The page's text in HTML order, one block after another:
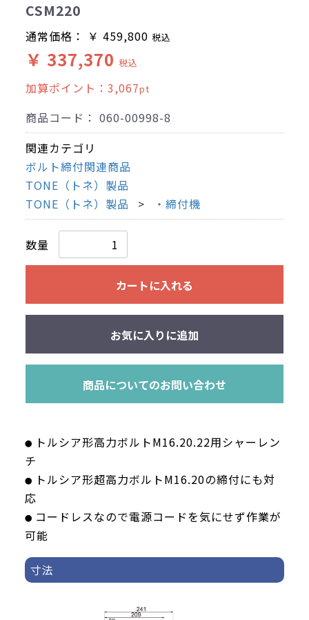
CSM220
通常価格： ￥ 459,800 税込
￥ 337,370 税込
加算ポイント： 3,067pt
商品コード： 060-00998-8
関連カテゴリ
ボルト締付関連商品
TONE（トネ）製品
TONE（トネ）製品
・締付機
数量
カートに入れる
お気に入りに追加
商品についてのお問い合わせ
●
トルシア形高力ボルトM16.20.22用シャーレン
チ
●
トルシア形超高力ボルトM16.20の締付にも対
応
● コードレスなので電源コードを気にせず作業が
可能
寸法